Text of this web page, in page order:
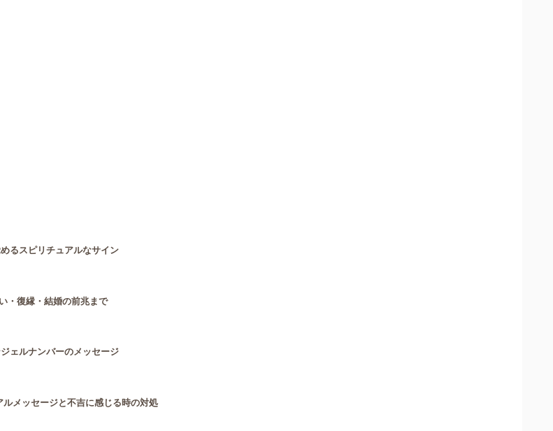
るスピリチュアルなサイン
・復縁・結婚の前兆まで
ェルナンバーのメッセージ
メッセージと不吉に感じる時の対処